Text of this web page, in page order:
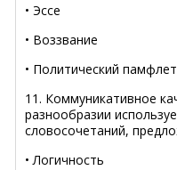
• Эссе
• Воззвание
• Политический памфлет
11. Коммуникативное
разнообразии
словосочетаний,
• Логичность